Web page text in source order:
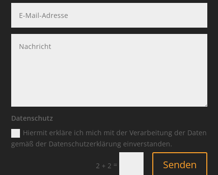
Datenschutz
Hiermit erkläre ich mich mit der Verarbeitung der Daten
gemäß der Datenschutzerklärung einverstanden.
2 + 2 = Senden